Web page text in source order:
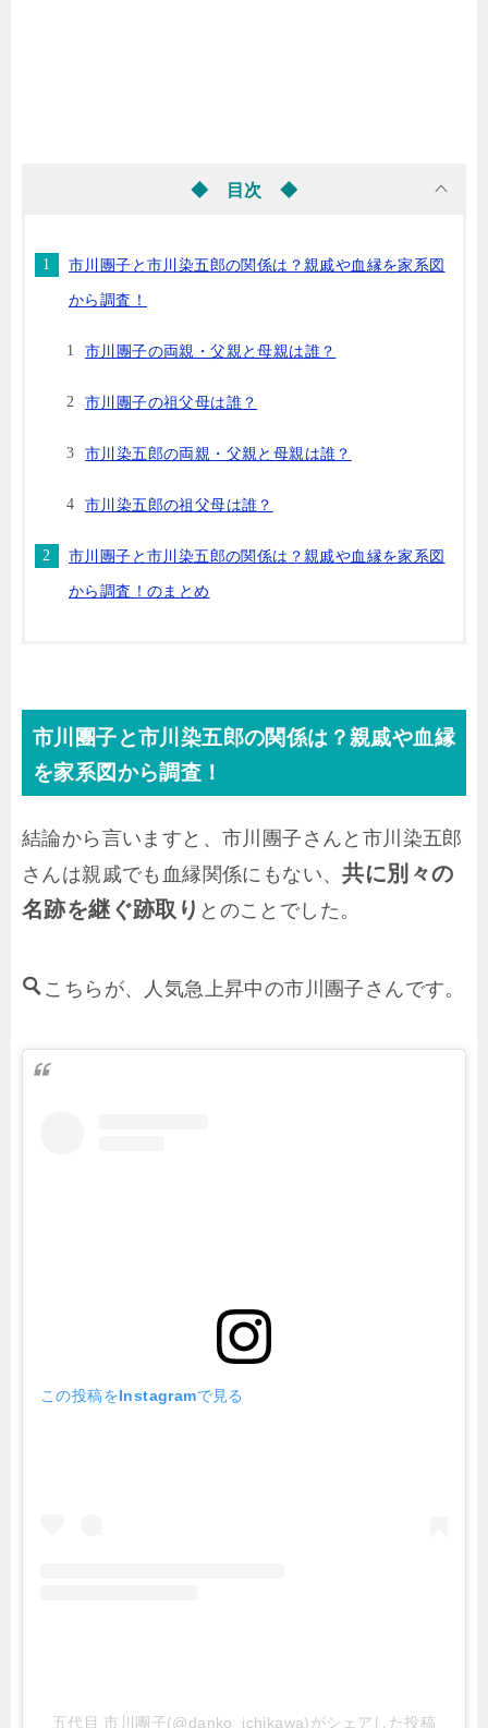
◆ 目次 ◆
市川團子と市川染五郎の関係は？親戚や血縁を家系図
から調査！
市川團子の両親・父親と母親は誰？
市川團子の祖父母は誰？
市川染五郎の両親・父親と母親は誰？
市川染五郎の祖父母は誰？
市川團子と市川染五郎の関係は？親戚や血縁を家系図
から調査！のまとめ
市川團子と市川染五郎の関係は？親戚や血縁
を家系図から調査！
結論から言いますと、市川團子さんと市川染五郎
さんは親戚でも血縁関係にもない、共に別々の
名跡を継ぐ跡取り とのことでした。
こちらが、人気急上昇中の市川團子さんです。
この投稿をInstagramで見る
五代目 市川團子(@danko_ichikawa)がシェアした投稿